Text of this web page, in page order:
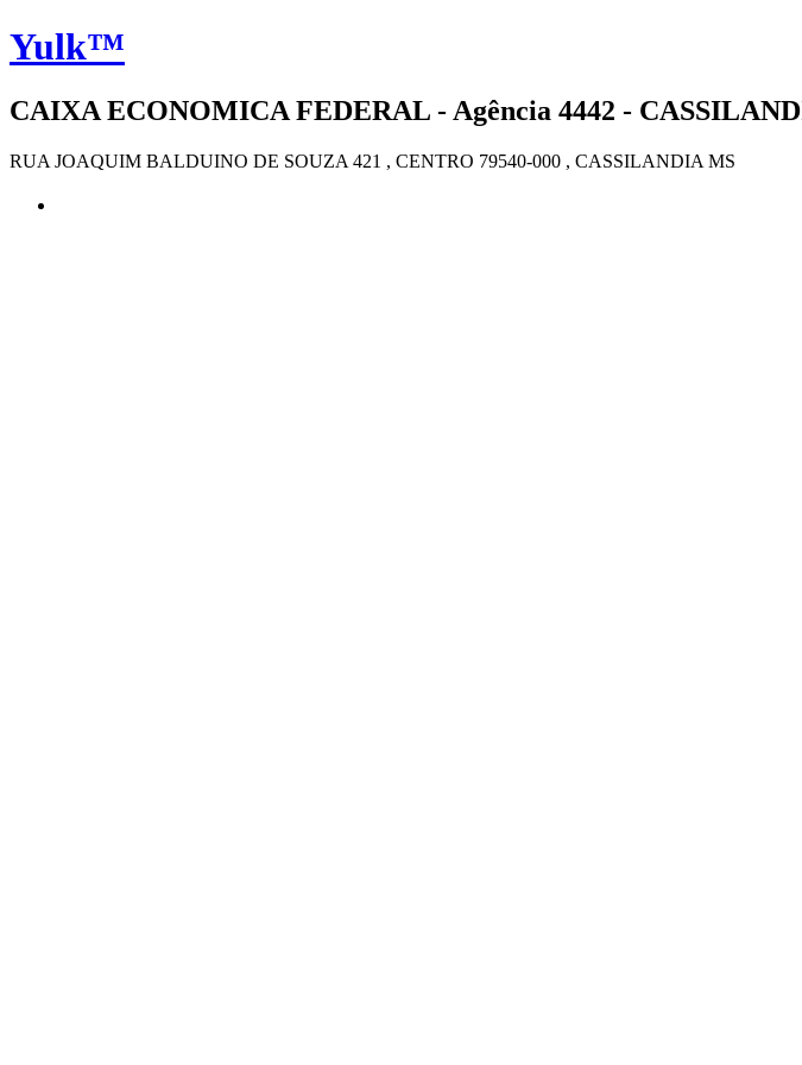
Yulk™
CAIXA ECONOMICA FEDERAL - Agência 4442 -
RUA JOAQUIM BALDUINO DE SOUZA 421 , CENTRO 79540-000 , CASSILANDIA MS